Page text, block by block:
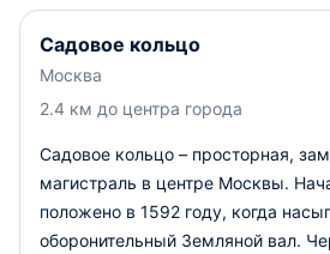
Садовое кольцо
Москва
2.4 км до центра города
Садовое кольцо – просторная,
магистраль в центре Москвы.
положено в 1592 году, когда
оборонительный Земляной вал.